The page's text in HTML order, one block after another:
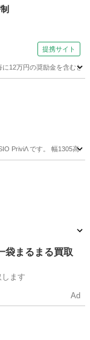
提携サイト
12万円の奨励金を含む
PriviΛ です。 幅1305高
袋まるまる買取
ます
Ad